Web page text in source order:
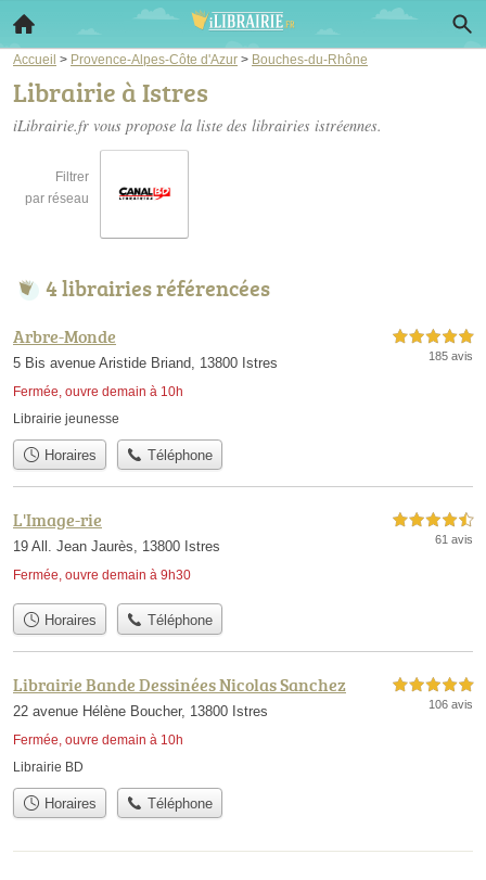
Accueil > Provence-Alpes-Côte d'Azur > Bouches-du-Rhône
Librairie à Istres
iLibrairie.fr vous propose la liste des librairies istréennes.
Filtrer
par réseau
4 librairies référencées
Arbre-Monde
5 Bis avenue Aristide Briand, 13800 Istres
Fermée, ouvre demain à 10h
5,0 étoiles sur 5
185 avis
Librairie jeunesse
Horaires Téléphone
L'Image-rie
19 All. Jean Jaurès, 13800 Istres
Fermée, ouvre demain à 9h30
4,5 étoiles sur 5
61 avis
Horaires Téléphone
Librairie Bande Dessinées Nicolas Sanchez
22 avenue Hélène Boucher, 13800 Istres
Fermée, ouvre demain à 10h
5,0 étoiles sur 5
106 avis
Librairie BD
Horaires Téléphone